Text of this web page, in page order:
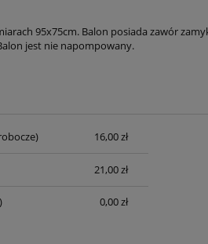
95x75cm. Balon posiada zawór
jest nie napompowany.
ewentualnych kosztów16,00 zł
21,00 zł
0,00 zł